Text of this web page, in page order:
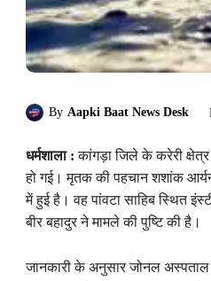
By Aapki Baat News Desk
धर्मशाला : कांगड़ा जिले के करेरी
हो गई। मृतक की पहचान शशांक
में हुई है। वह पांवटा साहिब स्थित
बीर बहादुर ने मामले की पुष्टि की है।
जानकारी के अनुसार जोनल अस्पताल